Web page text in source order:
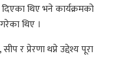
थिए भने कार्यक्रमको
थिए ।
र प्रेरणा थप्ने उद्देश्य पूरा